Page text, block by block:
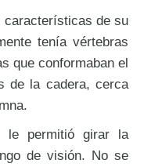
características de su
tenía vértebras
que conformaban el
de la cadera, cerca
le permitió girar la
de visión. No se